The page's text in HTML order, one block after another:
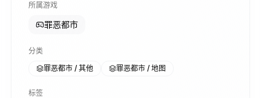
所属游戏
罪恶都市
分类
罪恶都市 / 其他
罪恶都市 / 地图
标签